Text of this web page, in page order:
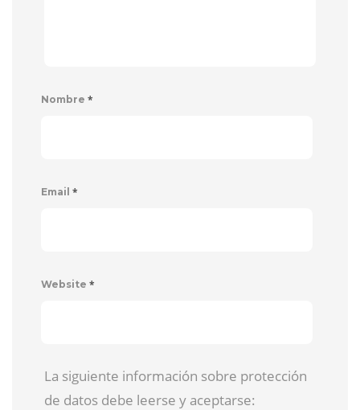
Nombre *
Email *
Website *
La siguiente información sobre protección
de datos debe leerse y aceptarse: